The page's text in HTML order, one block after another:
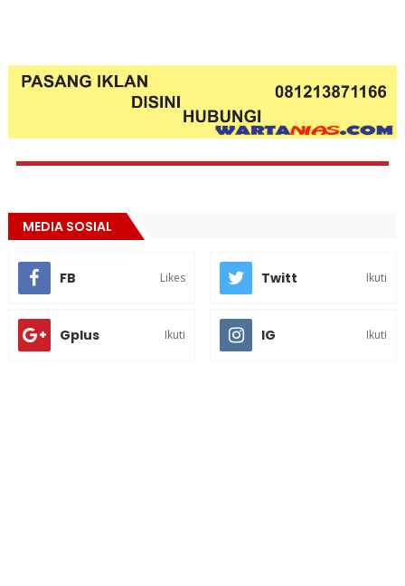
MEDIA SOSIAL
FB Likes Twitt Ikuti
Gplus Ikuti IG Ikuti